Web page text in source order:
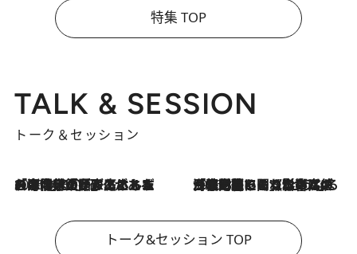
特集 TOP
TALK & SESSION
トーク＆セッション
2026.8.3
「今後値上げがあるとすれば…」「リスクがあるのは今年の冬」エネルギー専門家が語る、ホルムズ海峡封鎖が家庭にもたらす“ある心配” 2026.8.3
「住宅建てられない…」「サーチャージ料の高値が続いている」ホルムズ海峡封鎖による影響はいつまで続く？《エネルギー専門家に聞く“どうなる日本の暮らし”》
トーク&セッション TOP